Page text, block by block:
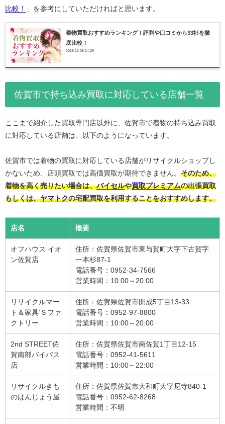
比較！
」を参考にしていただければと思います。
着物買取おすすめランキング！評判や口コミから33社を徹
底比較！
2018-12-06 14:29
佐賀市で持ち込み買取に対応している店舗一覧
ここまで紹介した買取専門店以外に、佐賀市で着物の持ち込み買取
に対応している店舗は、以下のようになっています。
佐賀市では着物の買取に対応している店舗がリサイクルショップし
かないため、店頭買取では高価買取が期待できません。 そのため、
着物を高く売りたい場合は、バイセルや買取プレミアムの出張買取
もしくは、ヤマトクの宅配買取を利用することをおすすめします。
店名 概要
オフハウス イオ
ン佐賀店
住所：佐賀県佐賀市東与賀町大字下古賀字
一本杉87-1
電話番号：0952-34-7566
営業時間：10:00～20:00
リサイクルマー
ト＆家具’Ｓファ
クトリー
住所：佐賀県佐賀市開成5丁目13-33
電話番号：0952-97-8800
営業時間：10:00～20:00
2nd STREET佐
賀南部バイパス
店
住所：佐賀県佐賀市南佐賀1丁目12-15
電話番号：0952-41-5611
営業時間：10:00～22:00
リサイクルきも
のはんじょう屋
住所：佐賀県佐賀市大和町大字尼寺840-1
電話番号：0952-62-8268
営業時間：不明